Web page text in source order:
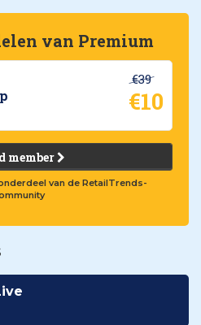
van Premium
€39
€10
member
van de RetailTrends-